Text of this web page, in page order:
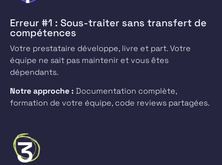
Erreur #1 : Sous-traiter sans transfert de
compétences
Votre prestataire développe, livre et part. Votre
équipe ne sait pas maintenir et vous êtes
dépendants.
Notre approche : Documentation complète,
formation de votre équipe, code reviews partagées.